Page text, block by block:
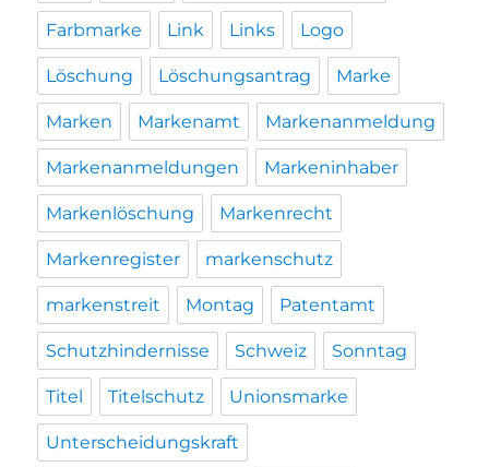
Farbmarke Link Links Logo
Löschung Löschungsantrag Marke
Marken Markenamt Markenanmeldung
Markenanmeldungen Markeninhaber
Markenlöschung Markenrecht
Markenregister markenschutz
markenstreit Montag Patentamt
Schutzhindernisse Schweiz Sonntag
Titel Titelschutz Unionsmarke
Unterscheidungskraft